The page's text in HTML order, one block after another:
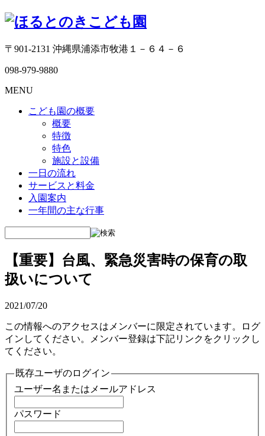
〒901-2131 沖縄県浦添市牧港１－６４－６
098-979-9880
MENU
こども園の概要
概要
特徴
特色
施設と設備
一日の流れ
サービスと料金
入園案内
一年間の主な行事
【重要】台風、緊急災害時の保育の取
扱いについて
2021/07/20
この情報へのアクセスはメンバーに限定されています。ログ
インしてください。メンバー登録は下記リンクをクリックし
てください。
既存ユーザのログイン
ユーザー名またはメールアドレス
パスワード